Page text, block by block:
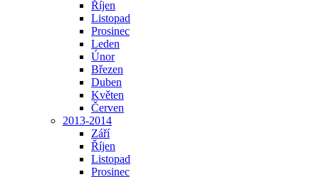
Říjen
Listopad
Prosinec
Leden
Únor
Březen
Duben
Květen
Červen
2013-2014
Září
Říjen
Listopad
Prosinec